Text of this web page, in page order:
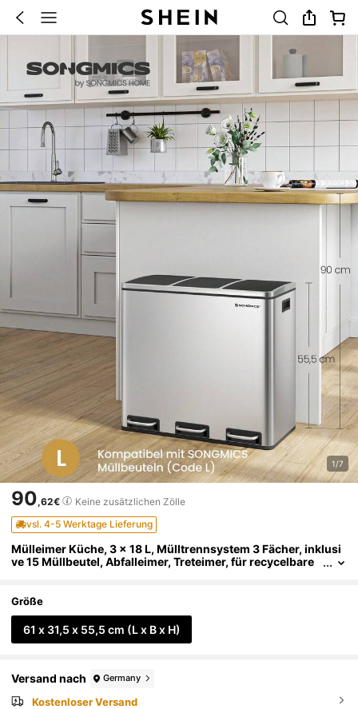
1/7
90,62€
Keine zusätzlichen Zölle
vsl. 4-5 Werktage Lieferung
Mülleimer Küche, 3 x 18 L, Mülltrennsystem 3 Fächer, inklusi
ve 15 Müllbeutel, Abfalleimer, Treteimer, für recycelbare
Größe
61 x 31,5 x 55,5 cm (L x B x H)
Versand nach Germany
Kostenloser Versand